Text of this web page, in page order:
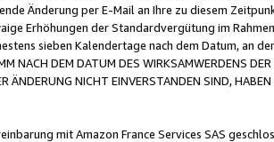
Änderung per E-Mail an Ihre zu diesem
Erhöhungen der Standardvergütung im
sieben Kalendertage nach dem Datum, an
NACH DEM DATUM DES WIRKSAMWERDENS
ÄNDERUNG NICHT EINVERSTANDEN SIND,
mit Amazon France Services SAS